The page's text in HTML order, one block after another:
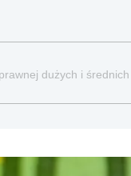
dużych i średnich